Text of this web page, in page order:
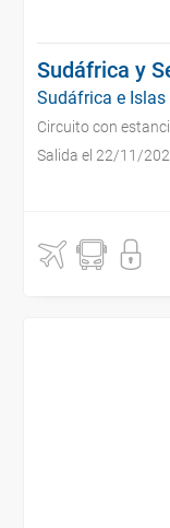
Sudáfrica y
Sudáfrica e
Circuito con
Salida el 22/11/